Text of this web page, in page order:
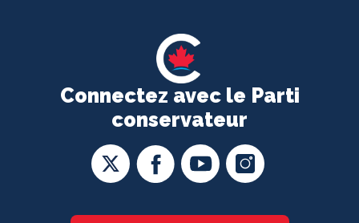
Connectez avec le Parti
conservateur